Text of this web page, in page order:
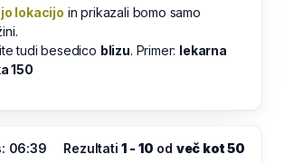
lokacijo in prikazali bomo samo
tudi besedico blizu. Primer: lekarna
150
06:39 Rezultati1 - 10 od več kot 50